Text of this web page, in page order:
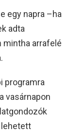
egy napra –ha
adta
arrafelé
programra
vasárnapon